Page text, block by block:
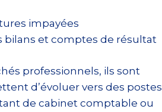
impayées
bilans et comptes de résultat
professionnels, ils sont
d’évoluer vers des postes
de cabinet comptable ou